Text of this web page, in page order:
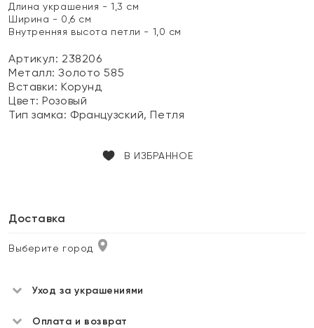
Длина украшения - 1,3 см
Ширина - 0,6 см
Внутренняя высота петли - 1,0 см
Артикул: 238206
Металл:Золото 585
Вставки:Корунд
Цвет:Розовый
Тип замка: Французский, Петля
В ИЗБРАННОЕ
Доставка
Выберите город
Уход за украшениями
Оплата и возврат